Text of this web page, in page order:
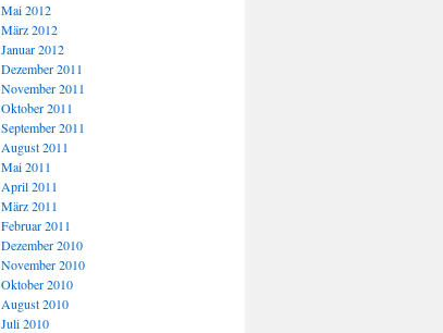
Mai 2012
März 2012
Januar 2012
Dezember 2011
November 2011
Oktober 2011
September 2011
August 2011
Mai 2011
April 2011
März 2011
Februar 2011
Dezember 2010
November 2010
Oktober 2010
August 2010
Juli 2010